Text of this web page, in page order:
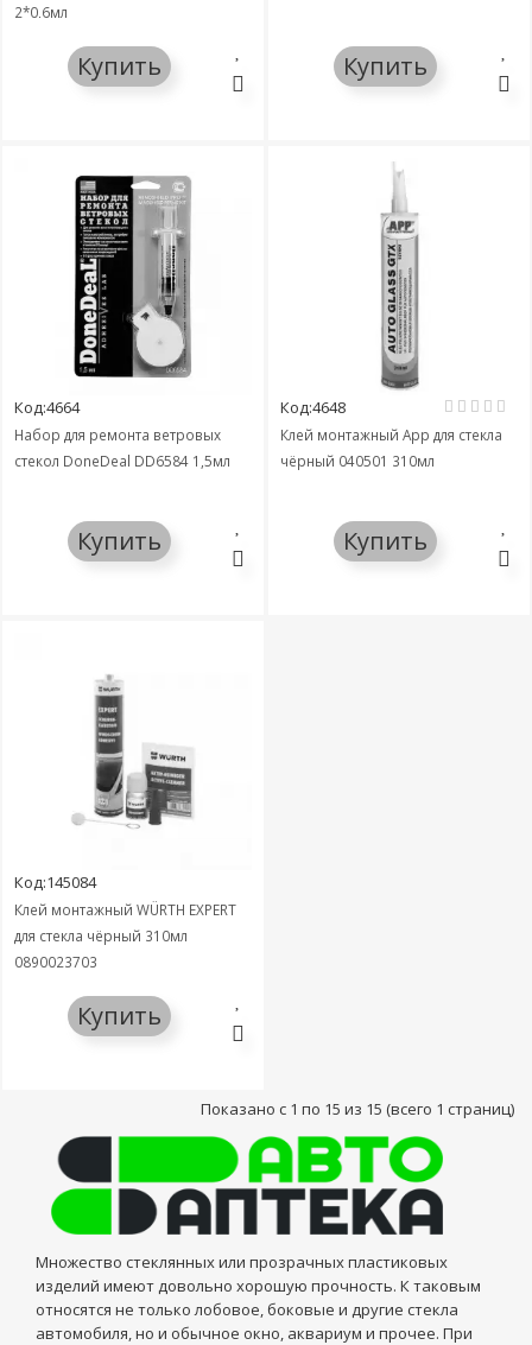
2*0,6мл
Купить Купить
Код:4664
Набор для ремонта ветровых
стекол DoneDeal DD6584 1,5мл
Купить
Код:4648
Клей монтажный App для стекла
чёрный 040501 310мл
Купить
Код:145084
Клей монтажный WÜRTH EXPERT
для стекла чёрный 310мл
0890023703
Купить
Показано с 1 по 15 из 15 (всего 1 страниц)
Множество стеклянных или прозрачных пластиковых
изделий имеют довольно хорошую прочность. К таковым
относятся не только лобовое, боковые и другие стекла
автомобиля, но и обычное окно, аквариум и прочее. При